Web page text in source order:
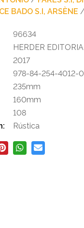
BADO S.I, ARSÈNE /
96634
HERDER
2017
978-84-254-4012-0
235mm
160mm
108
Rústica